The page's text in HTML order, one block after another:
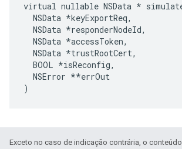
virtual nullable NSData *
  NSData *keyExportReq,
  NSData *responderNodeId,
  NSData *accessToken,
  NSData *trustRootCert,
  BOOL
*isReconfig,
  NSError *
*errOut
)
Exceto no caso de indicação contrária, o